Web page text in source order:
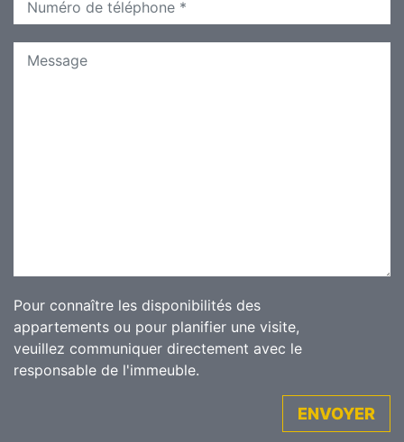
Pour connaître les disponibilités des
appartements ou pour planifier une visite,
veuillez communiquer directement avec le
responsable de l'immeuble.
ENVOYER